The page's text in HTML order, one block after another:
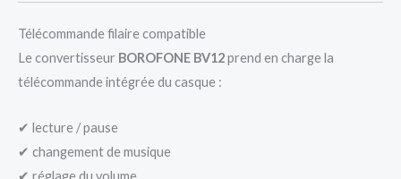
Télécommande filaire compatible
Le convertisseur BOROFONE BV12prend en charge la
télécommande intégrée du casque :
✔ lecture / pause
✔ changement de musique
✔ réglage du volume